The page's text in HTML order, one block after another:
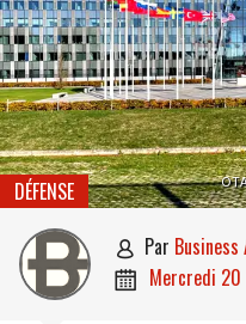
DÉFENSE
 par Business
 mercredi